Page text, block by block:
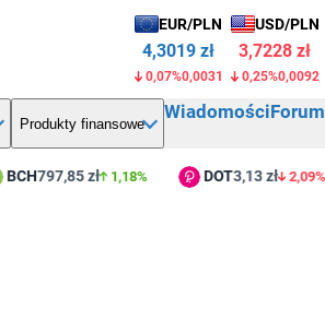
EUR/PLN
4,3019 zł
0,07%0,0031
USD/PLN
3,7228 zł
0,25%0,0092
Produkty finansowe
WiadomościForum
797,85 zł 1,18% DOT3,13 zł 2,09%